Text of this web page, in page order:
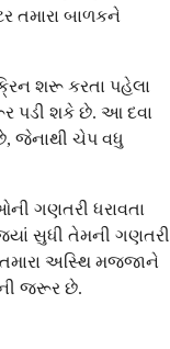
તમારા બાળકને
શરૂ કરતા પહેલા
પડી શકે છે. આ દવા
જેનાથી ચેપ વધુ
ગણતરી ધરાવતા
સુધી તેમની ગણતરી
અસ્થિ મજ્જાને
જરૂર છે.